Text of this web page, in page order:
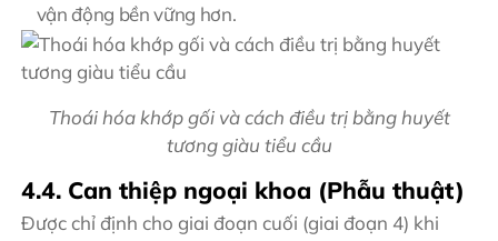
vận động bền vững hơn.
Thoái hóa khớp gối và cách điều trị bằng huyết
tương giàu tiểu cầu
4.4. Can thiệp ngoại khoa (Phẫu thuật)
Được chỉ định cho giai đoạn cuối (giai đoạn 4) khi